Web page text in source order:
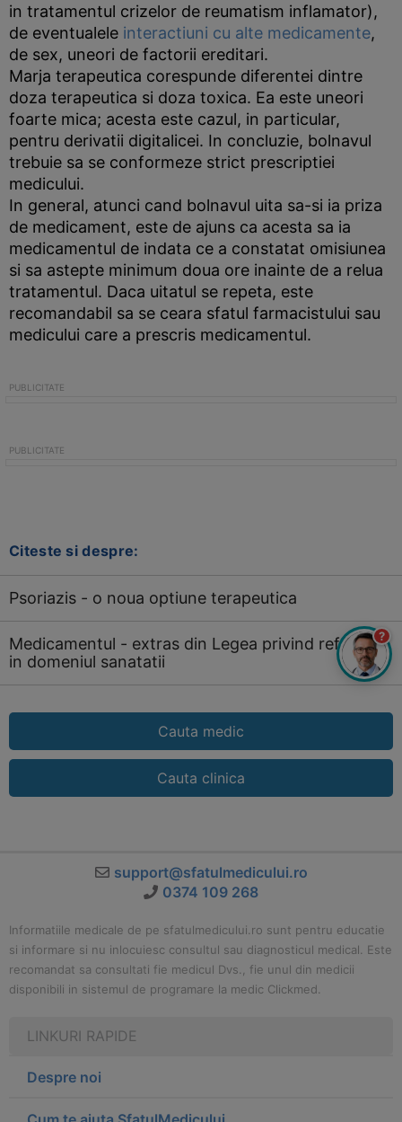
in tratamentul crizelor de reumatism inflamator),
de eventualele interactiuni cu alte medicamente,
de sex, uneori de factorii ereditari.
Marja terapeutica corespunde diferentei dintre
doza terapeutica si doza toxica. Ea este uneori
foarte mica; acesta este cazul, in particular,
pentru derivatii digitalicei. In concluzie, bolnavul
trebuie sa se conformeze strict prescriptiei
medicului.
In general, atunci cand bolnavul uita sa-si ia priza
de medicament, este de ajuns ca acesta sa ia
medicamentul de indata ce a constatat omisiunea
si sa astepte minimum doua ore inainte de a relua
tratamentul. Daca uitatul se repeta, este
recomandabil sa se ceara sfatul farmacistului sau
medicului care a prescris medicamentul.
Citeste si despre:
Psoriazis - o noua optiune terapeutica
Medicamentul - extras din Legea privind reforma
in domeniul sanatatii
Cauta medic
Cauta clinica
support@sfatulmedicului.ro
0374 109 268
Informatiile medicale de pe sfatulmedicului.ro sunt pentru educatie
si informare si nu inlocuiesc consultul sau diagnosticul medical. Este
recomandat sa consultati fie medicul Dvs., fie unul din medicii
disponibili in sistemul de programare la medic Clickmed.
LINKURI RAPIDE
Despre noi
?